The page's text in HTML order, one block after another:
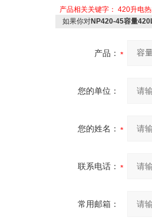
产品相关关键字： 420升电
如果你对NP420-45容量
产品：
您的单位：
您的姓名：
联系电话：
常用邮箱：